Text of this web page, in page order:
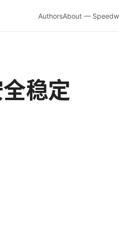
AuthorsAbout —
稳定